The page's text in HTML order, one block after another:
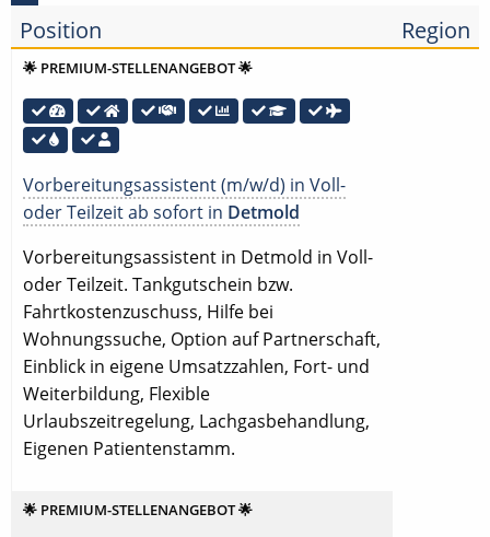
Position Region
🌟 PREMIUM-STELLENANGEBOT 🌟
Vorbereitungsassistent (m/w/d) in Voll-
oder Teilzeit ab sofort in Detmold
Vorbereitungsassistent in Detmold in Voll-
oder Teilzeit. Tankgutschein bzw.
Fahrtkostenzuschuss, Hilfe bei
Wohnungssuche, Option auf Partnerschaft,
Einblick in eigene Umsatzzahlen, Fort- und
Weiterbildung, Flexible
Urlaubszeitregelung, Lachgasbehandlung,
Eigenen Patientenstamm.
🌟 PREMIUM-STELLENANGEBOT 🌟